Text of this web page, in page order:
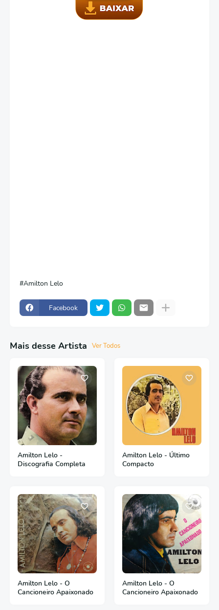
Amilton Lelo
Facebook
Mais desse Artista Ver Todos
Amilton Lelo -
Discografia Completa
Amilton Lelo - Último
Compacto
Amilton Lelo - O
Cancioneiro Apaixonado
Amilton Lelo - O
Cancioneiro Apaixonado